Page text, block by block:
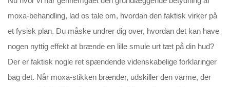
moxa-behandling, lad os tale om, hvordan den faktisk virker på
et fysisk plan. Du måske undrer dig over, hvordan det kan have
nogen nyttig effekt at brænde en lille smule urt tæt på din hud?
Der er faktisk nogle ret spændende videnskabelige forklaringer
bag det. Når moxa-stikken brænder, udskiller den varme, der